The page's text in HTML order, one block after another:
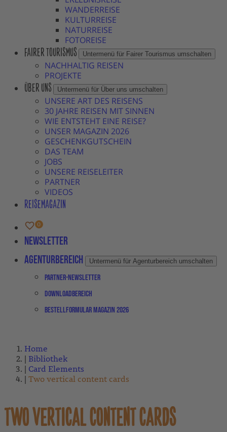
WANDERREISE
KULTURREISE
NATURREISE
FOTOREISE
FAIRER TOURISMUS Untermenü für Fairer Tourismus umschalten
NACHHALTIG REISEN
PROJEKTE
ÜBER UNS Untermenü für Über uns umschalten
UNSERE ART DES REISENS
30 JAHRE REISEN MIT SINNEN
WIE ENTSTEHT EINE REISE?
UNSER MAGAZIN 2026
GESCHENKGUTSCHEIN
DAS TEAM
JOBS
UNSERE REISELEITER
PARTNER
VIDEOS
REISEMAGAZIN
Newsletter
Agenturbereich
Untermenü für Agenturbereich umschalten
Partner-Newsletter
Downloadbereich
Bestellformular Magazin 2026
Home
Bibliothek
Card Elements
Two vertical content cards
TWO VERTICAL CONTENT CARDS